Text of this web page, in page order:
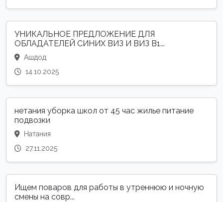
УНИКАЛЬНОЕ ПРЕДЛОЖЕНИЕ ДЛЯ
ОБЛАДАТЕЛЕЙ СИНИХ ВИЗ И ВИЗ B1...
Ашдод
14.10.2025
нетания уборка школ от 45 час жилье питание
подвозки
Натания
27.11.2025
Ищем поваров для работы в утреннюю и ночную
смены на совр...